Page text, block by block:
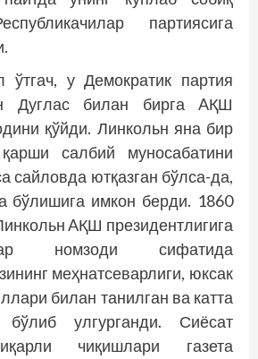
партиясига
ўтгач, у Демократик партия
Дуглас билан бирга AҚШ
қўйди. Линкольн яна бир
салбий муносабатини
сайловда ютқазган бўлса-да,
бўлишига имкон берди. 1860
AҚШ президентлигига
номзоди сифатида
меҳнатсеварлиги, юксак
билан танилган ва катта
улгурганди. Сиё­сат
чиқишлари газета